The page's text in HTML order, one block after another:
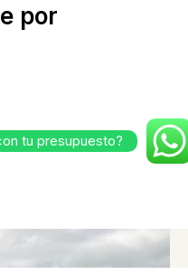
por
tu presupuesto?